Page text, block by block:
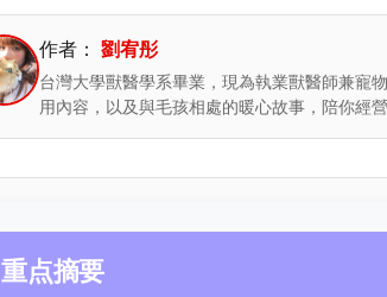
作者： 劉宥彤
台灣大學獸醫學系畢業，現為執業獸醫師兼寵
用內容，以及與毛孩相處的暖心故事，陪你經
重点摘要